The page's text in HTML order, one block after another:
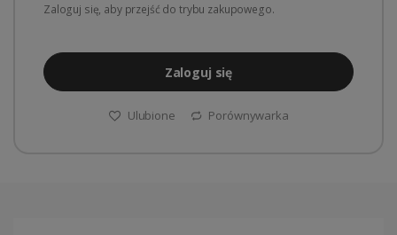
Zaloguj się, aby przejść do trybu zakupowego.
Zaloguj się
Ulubione Porównywarka